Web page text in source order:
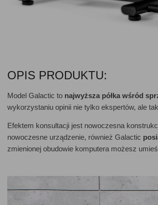
OPIS PRODUKTU:
Model Galactic to najwyższa półka wśród
wykorzystaniu opinii nie tylko ekspertów, ale
Efektem konsultacji jest nowoczesna
nowoczesne urządzenie, również Galactic
zmienionej obudowie komputera możesz